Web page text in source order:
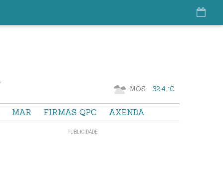
MOS 32.4 °C
MAR FIRMAS QPC AXENDA